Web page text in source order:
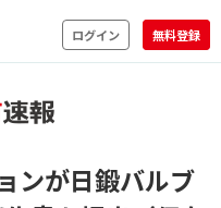
ログイン 無料登録
ンが日鍛バルブ